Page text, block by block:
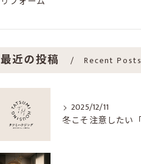
最近の投稿 Recent Posts
2025/12/11